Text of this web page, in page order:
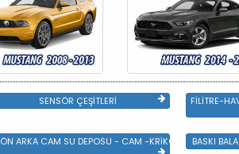
SENSÖR ÇEŞİTLERİ FİLİTRE-
ÖN ARKA CAM SU DEPOSU - CAM -KRİKO VE AYNA
BASKI